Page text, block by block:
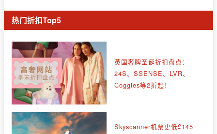
热门折扣Top5
英国奢牌圣诞折扣盘点：
24S、SSENSE、LVR、
Coggles等2折起！
Skyscanner机票史低£145